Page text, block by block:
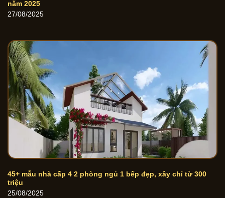
năm 2025
27/08/2025
45+ mẫu nhà cấp 4 2 phòng ngủ 1 bếp đẹp, xây chỉ từ 300
triệu
25/08/2025